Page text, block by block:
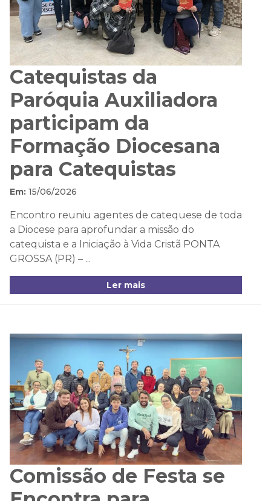
Catequistas da
Paróquia Auxiliadora
participam da
Formação Diocesana
para Catequistas
Em: 15/06/2026
Encontro reuniu agentes de catequese de toda
a Diocese para aprofundar a missão do
catequista e a Iniciação à Vida Cristã PONTA
GROSSA (PR) – ...
Ler mais
Comissão de Festa se